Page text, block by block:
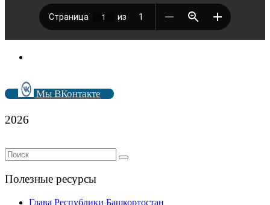
Мы ВКонтакте
2026
Полезные ресурсы
Глава Республики Башкортостан